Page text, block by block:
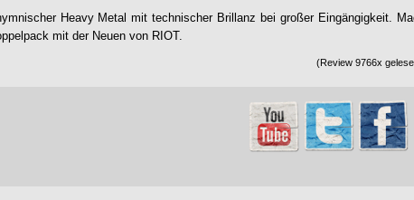
Heavy Metal mit technischer Brillanz bei großer Eingängigkeit.
mit der Neuen von RIOT.
(Review 9766x